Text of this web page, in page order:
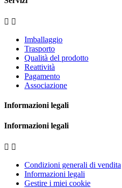
 
Imballaggio
Trasporto
Qualità del prodotto
Reattività
Pagamento
Associazione
Informazioni legali
Informazioni legali
 
Condizioni generali di vendita
Informazioni legali
Gestire i miei cookie